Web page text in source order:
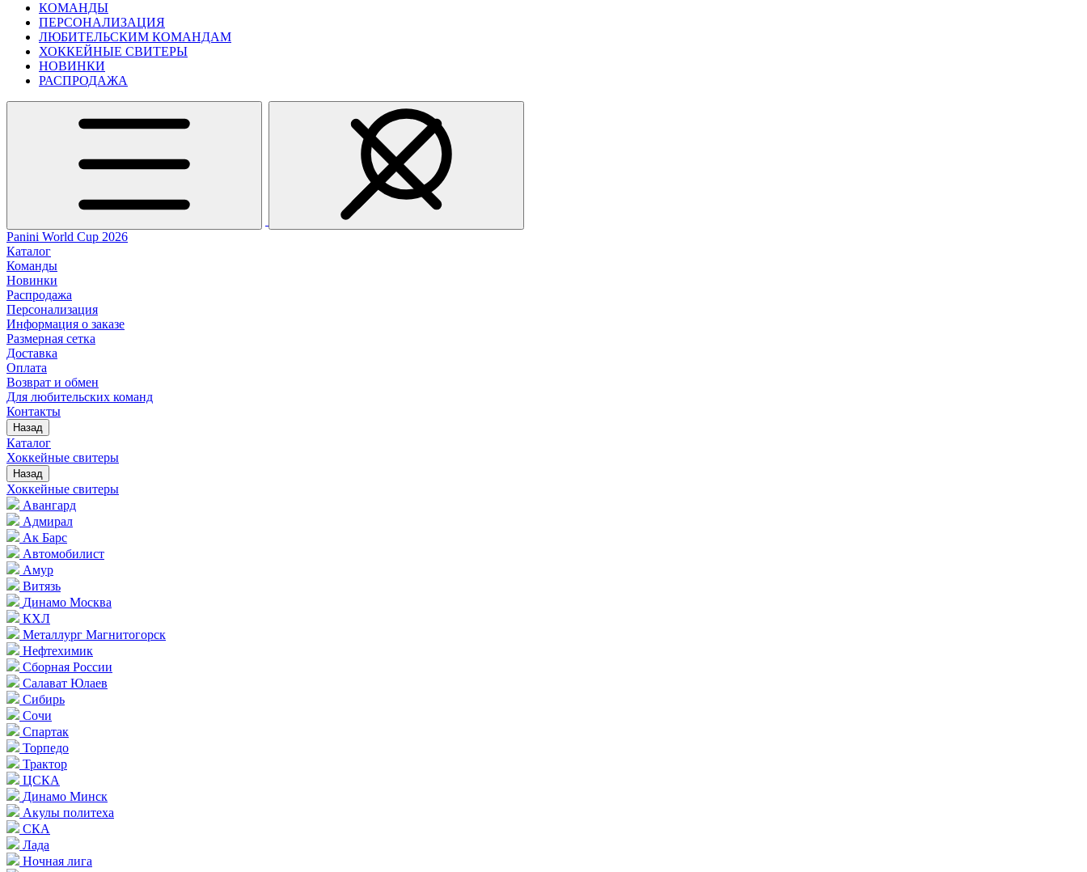
КОМАНДЫ
ПЕРСОНАЛИЗАЦИЯ
ЛЮБИТЕЛЬСКИМ КОМАНДАМ
ХОККЕЙНЫЕ СВИТЕРЫ
НОВИНКИ
РАСПРОДАЖА
Panini World Cup 2026
Каталог
Команды
Новинки
Распродажа
Персонализация
Информация о заказе
Размерная сетка
Доставка
Оплата
Возврат и обмен
Для любительских команд
Контакты
Назад
Каталог
Хоккейные свитеры
Назад
Хоккейные свитеры
Авангард
Адмирал
Ак Барс
Автомобилист
Амур
Витязь
Динамо Москва
КХЛ
Металлург Магнитогорск
Нефтехимик
Сборная России
Салават Юлаев
Сибирь
Сочи
Спартак
Торпедо
Трактор
ЦСКА
Динамо Минск
Акулы политеха
СКА
Лада
Ночная лига